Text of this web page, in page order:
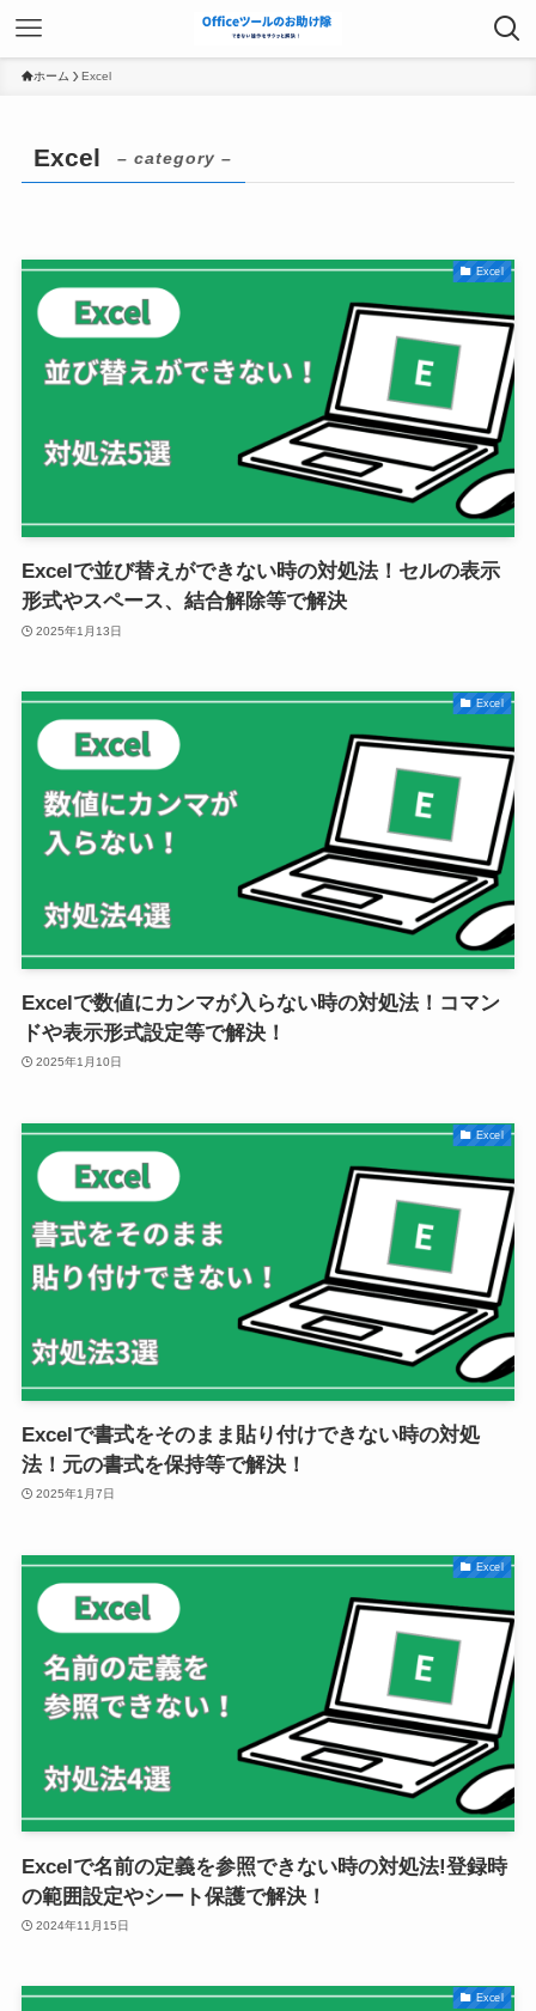
ホーム Excel
Excel – category –
Excel
Excelで並び替えができない時の対処法！セルの表示
形式やスペース、結合解除等で解決
2025年1月13日
Excel
Excelで数値にカンマが入らない時の対処法！コマン
ドや表示形式設定等で解決！
2025年1月10日
Excel
Excelで書式をそのまま貼り付けできない時の対処
法！元の書式を保持等で解決！
2025年1月7日
Excel
Excelで名前の定義を参照できない時の対処法!登録時
の範囲設定やシート保護で解決！
2024年11月15日
Excel